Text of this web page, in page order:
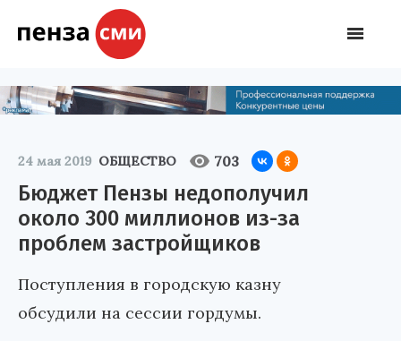
24 мая 2019 ОБЩЕСТВО 703
Бюджет Пензы недополучил
около 300 миллионов из-за
проблем застройщиков
Поступления в городскую казну
обсудили на сессии гордумы.